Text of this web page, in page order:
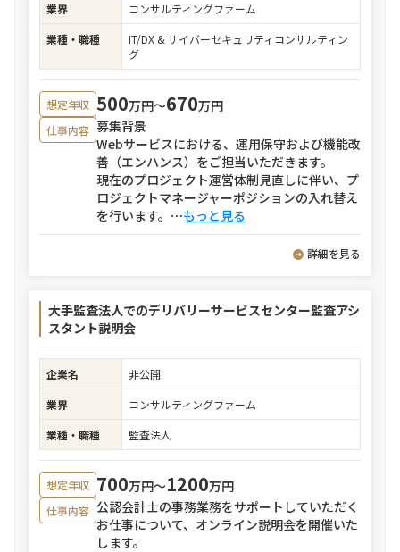
業界
コンサルティングファーム
業種・職種
IT/DX & サイバーセキュリティコンサルティン
グ
想定年収 500万円〜670万円
仕事内容 募集背景
Webサービスにおける、運用保守および機能改
善（エンハンス）をご担当いただきます。
現在のプロジェクト運営体制見直しに伴い、プ
ロジェクトマネージャーポジションの入れ替え
を行います。 ⋯もっと見る
詳細を見る
大手監査法人でのデリバリーサービスセンター監査アシ
スタント説明会
企業名
非公開
業界
コンサルティングファーム
業種・職種
監査法人
想定年収 700万円〜1200万円
仕事内容 公認会計士の事務業務をサポートしていただく
お仕事について、オンライン説明会を開催いた
します。